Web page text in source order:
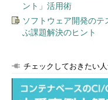
ーの嗜好に合わなくなっ
若いネットユーザーは
ションに価値を見いだし
転換が必要だ。
ント」活用術
ソフトウェア開発の
ぶ課題解決のヒント
チェックしておきたい